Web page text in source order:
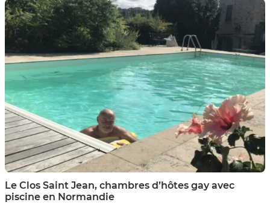
Le Clos Saint Jean, chambres d’hôtes gay avec
piscine en Normandie